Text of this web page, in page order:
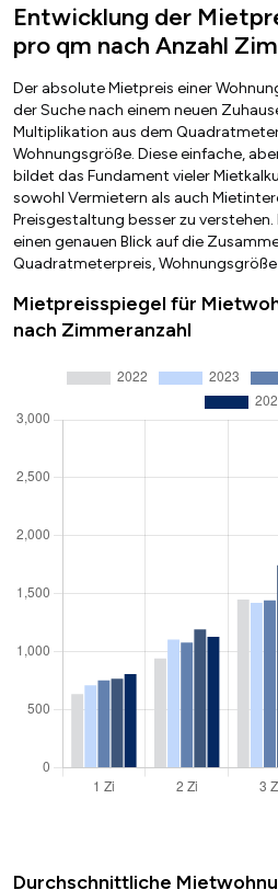
Entwicklung der
pro qm nach Anzahl
Der absolute Mietpreis einer
der Suche nach einem neuen
Multiplikation aus dem
Wohnungsgröße. Diese einfache,
bildet das Fundament vieler
sowohl Vermietern als auch
Preisgestaltung besser zu
einen genauen Blick auf die
Quadratmeterpreis,
Mietpreisspiegel für
nach Zimmeranzahl
Durchschnittliche